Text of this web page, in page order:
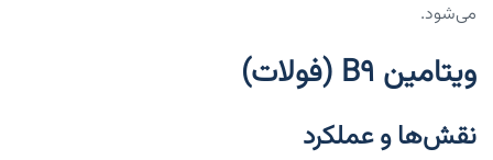
می‌شود.
ویتامین B9 (فولات)
نقش‌ها و عملکرد